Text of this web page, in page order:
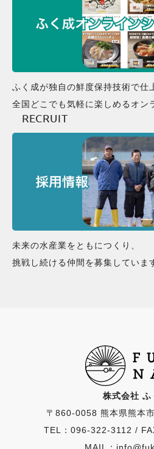
ふく成が独自の鮮度保持技術で仕
全国どこでも気軽に楽しめるオン
RECRUIT
未来の水産業をともにつくり、
挑戦し続ける仲間を募集していま
株式会社 ふ
〒860-0058 熊本県熊本
TEL：096-322-3112 /